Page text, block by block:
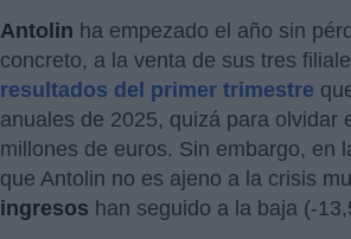
Antolin ha empezado el año sin
concreto, a la venta de sus tres
resultados del primer trimestre
anuales de 2025, quizá para olvidar
millones de euros. Sin embargo, en
que Antolin no es ajeno a la crisis
ingresos han seguido a la baja (-